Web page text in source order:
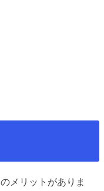
メリットがありま